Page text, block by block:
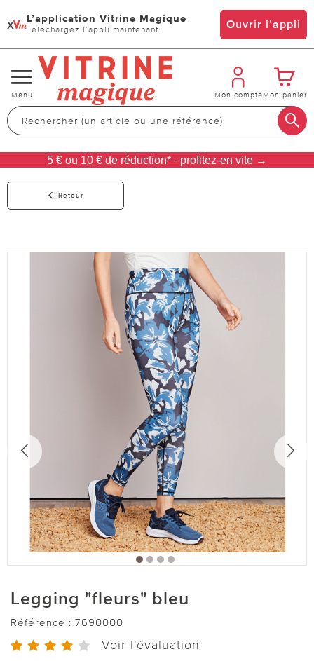
x L’application Vitrine Magique
Téléchargez l’appli maintenant Ouvrir l’appli
Changer
de
navigation
Menu Mon compteMon panier
5 € ou 10 € de réduction* - profitez-en vite →
Retour
Legging "fleurs" bleu
Référence : 7690000
Voir l'évaluation